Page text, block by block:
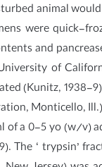
animal
were quick-
and
of
(Kunitz,
Monticello,
a 0-5 yo (w/v)
The ‘ trypsin’